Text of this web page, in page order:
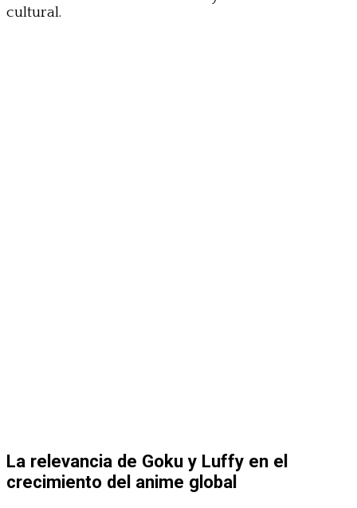
cultural.
La relevancia de Goku y Luffy en el
crecimiento del anime global